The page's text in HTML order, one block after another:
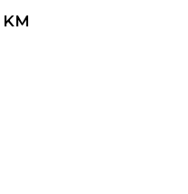
KM